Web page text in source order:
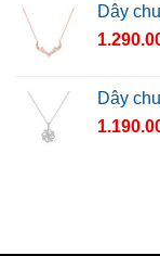
Dây
Dây